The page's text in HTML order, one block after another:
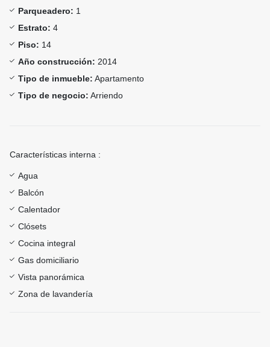
Parqueadero: 1
Estrato: 4
Piso: 14
Año construcción: 2014
Tipo de inmueble: Apartamento
Tipo de negocio: Arriendo
Características interna :
Agua
Balcón
Calentador
Clósets
Cocina integral
Gas domiciliario
Vista panorámica
Zona de lavandería